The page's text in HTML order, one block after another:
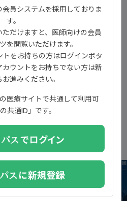
NEW
員システムを採用しておりま
す。
だけますと、医師向けの会員
を閲覧いただけます。
トをお持ちの方はログインボタ
ウントをお持ちでない方は新
進みください。
医療サイトで共通して利用可
共通ID」です。